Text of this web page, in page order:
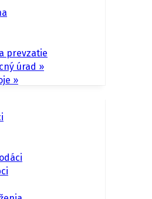
prevzatie
úrad »
»